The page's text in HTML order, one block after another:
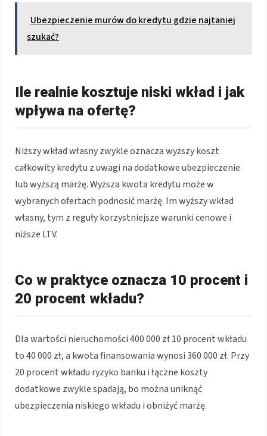
Ubezpieczenie murów do kredytu gdzie najtaniej
szukać?
Ile realnie kosztuje niski wkład i jak
wpływa na ofertę?
Niższy wkład własny zwykle oznacza wyższy koszt
całkowity kredytu z uwagi na dodatkowe ubezpieczenie
lub wyższą marżę. Wyższa kwota kredytu może w
wybranych ofertach podnosić marżę. Im wyższy wkład
własny, tym z reguły korzystniejsze warunki cenowe i
niższe LTV.
Co w praktyce oznacza 10 procent i
20 procent wkładu?
Dla wartości nieruchomości 400 000 zł 10 procent wkładu
to 40 000 zł, a kwota finansowania wynosi 360 000 zł. Przy
20 procent wkładu ryzyko banku i łączne koszty
dodatkowe zwykle spadają, bo można uniknąć
ubezpieczenia niskiego wkładu i obniżyć marżę.